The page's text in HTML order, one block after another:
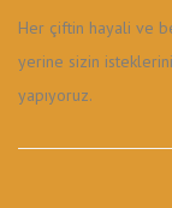
Her çiftin hayali ve
yerine sizin
yapıyoruz.